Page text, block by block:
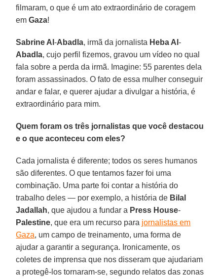
filmaram, o que é um ato extraordinário de coragem
emGaza!
Sabrine Al-Abadla, irmã da jornalista Heba Al-
Abadla, cujo perfil fizemos, gravou um vídeo no qual
fala sobre a perda da irmã. Imagine: 55 parentes dela
foram assassinados. O fato de essa mulher conseguir
andar e falar, e querer ajudar a divulgar a história, é
extraordinário para mim.
Quem foram os três jornalistas que você destacou
e o que aconteceu com eles?
Cada jornalista é diferente; todos os seres humanos
são diferentes. O que tentamos fazer foi uma
combinação. Uma parte foi contar a história do
trabalho deles — por exemplo, a história de Bilal
Jadallah, que ajudou a fundar a Press House-
Palestine, que era um recurso para jornalistas em
Gaza, um campo de treinamento, uma forma de
ajudar a garantir a segurança. Ironicamente, os
coletes de imprensa que nos disseram que ajudariam
a protegê-los tornaram-se, segundo relatos das zonas